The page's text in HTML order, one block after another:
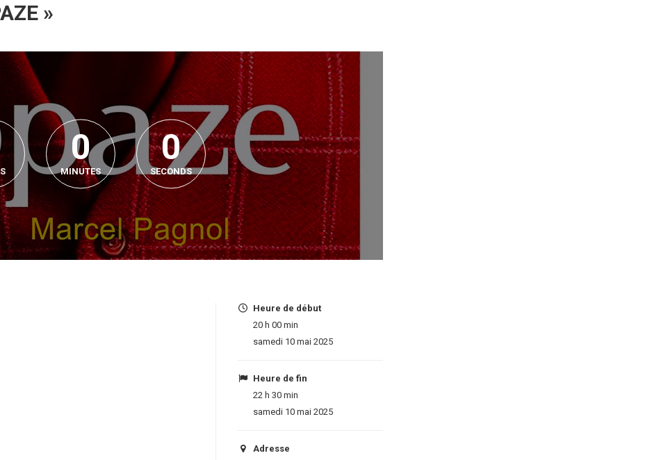
»
0
MINUTES
0
SECONDS
Heure de début
20 h 00 min
samedi 10 mai 2025
Heure de fin
22 h 30 min
samedi 10 mai 2025
Adresse